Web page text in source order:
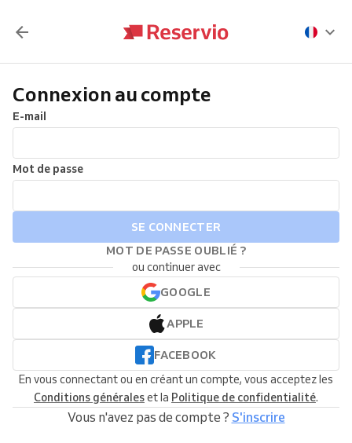
Connexion au compte
E-mail
Mot de passe
SE CONNECTER
MOT DE PASSE OUBLIÉ ?
ou continuer avec
GOOGLE
APPLE
FACEBOOK
En vous connectant ou en créant un compte, vous acceptez les
Conditions généraleset la Politique de confidentialité.
Vous n'avez pas de compte ? S'inscrire